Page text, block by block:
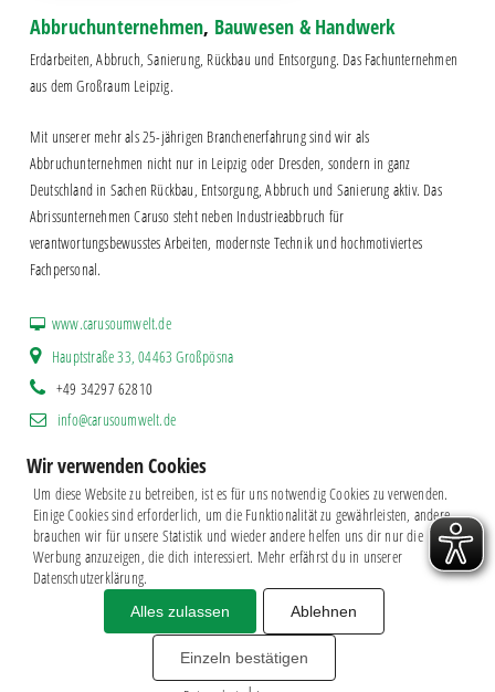
Abbruchunternehmen, Bauwesen & Handwerk
Erdarbeiten, Abbruch, Sanierung, Rückbau und Entsorgung. Das Fachunternehmen
aus dem Großraum Leipzig.
Mit unserer mehr als 25-jährigen Branchenerfahrung sind wir als
Abbruchunternehmen nicht nur in Leipzig oder Dresden, sondern in ganz
Deutschland in Sachen Rückbau, Entsorgung, Abbruch und Sanierung aktiv. Das
Abrissunternehmen Caruso steht neben Industrieabbruch für
verantwortungsbewusstes Arbeiten, modernste Technik und hochmotiviertes
Fachpersonal.
www.carusoumwelt.de
Hauptstraße 33, 04463 Großpösna
+49 34297 62810
info@carusoumwelt.de
Impressum|Datenschutz
BSG CHEMIE LEIPZIG © 2026
MITGLIEDERZAHL: 2.816
Wir verwenden Cookies
Um diese Website zu betreiben, ist es für uns notwendig Cookies zu verwenden.
Einige Cookies sind erforderlich, um die Funktionalität zu gewährleisten, andere
brauchen wir für unsere Statistik und wieder andere helfen uns dir nur die
Werbung anzuzeigen, die dich interessiert. Mehr erfährst du in unserer
Datenschutzerklärung.
Alles zulassen Ablehnen
Einzeln bestätigen